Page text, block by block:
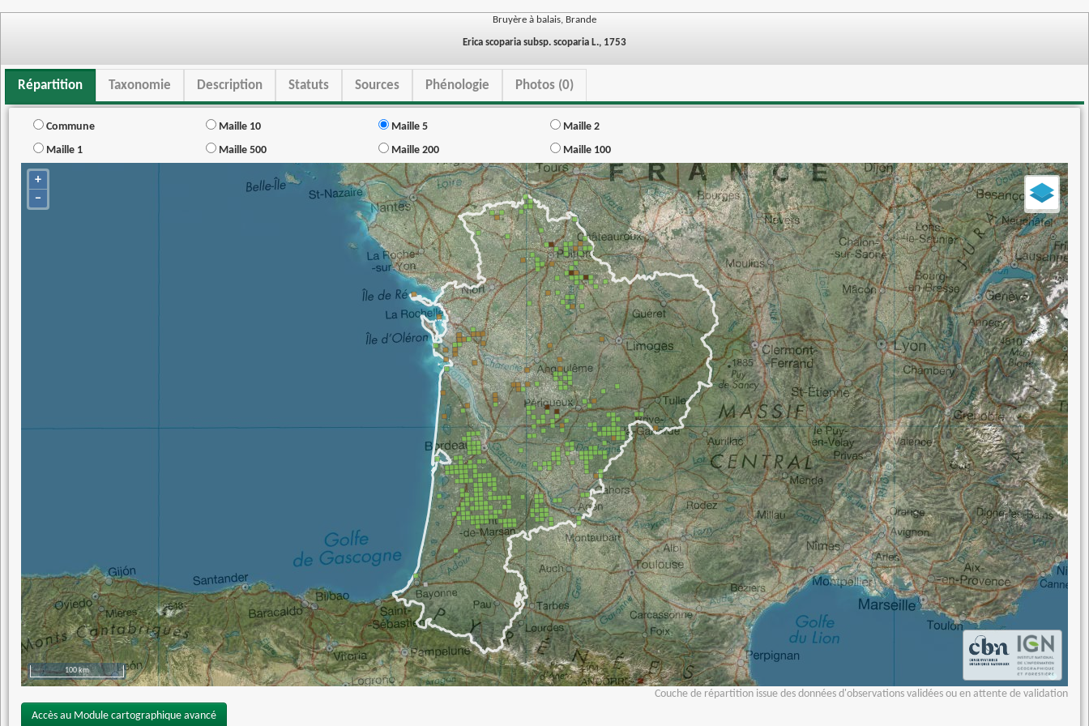
Bruyère à balais, Brande
Erica scoparia subsp. scoparia L., 1753
Répartition Taxonomie Description Statuts Sources Phénologie Photos (0)
Commune Maille 10 Maille 5
Maille 2
Maille 1
Maille 500 Maille 200 Maille 100
+
−
100 km
Couche de répartition issue des données d'observations validées ou en attente de validation
Accès au Module cartographique avancé